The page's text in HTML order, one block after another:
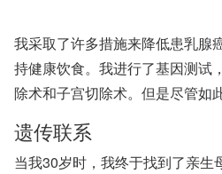
我采取了许多措施来降低患乳腺
持健康饮食。我进行了基因测试
除术和子宫切除术。但是尽管如
遗传联系
当我30岁时，我终于找到了亲生